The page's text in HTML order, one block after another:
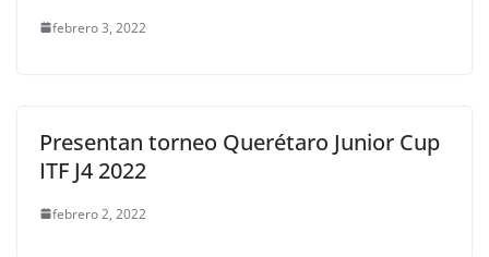
febrero 3, 2022
Presentan torneo Querétaro Junior Cup
ITF J4 2022
febrero 2, 2022